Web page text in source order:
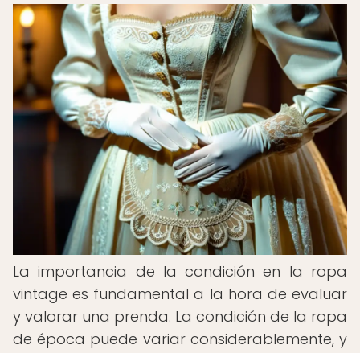
La importancia de la condición en la ropa
vintage es fundamental a la hora de evaluar
y valorar una prenda. La condición de la ropa
de época puede variar considerablemente, y